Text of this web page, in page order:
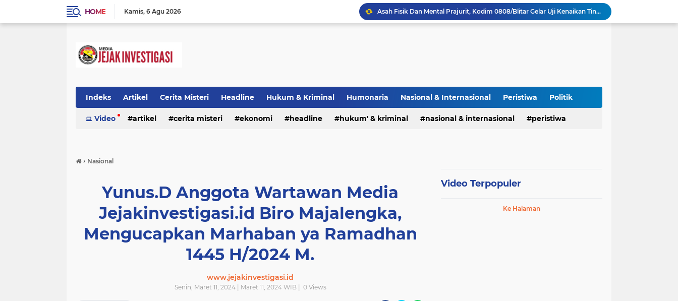
HOME Kamis 6 Agu 2026
Kasus Narkoba di Subang, Polisi Amankan 26 Tersangka Pengungkapan kasus narkoba Polres Subang
Cegah Makanan Terbuang, Koramil Sumberjaya dan BGN Alihkan Distribusi MBG ke Lokasi Latihan Paskibraka Palasah
RS Sumber Waras Ciwaringin Cirebon: Pasien Berobat Pakai BPJS di IGD Dipaksa Bayar Umum, Dokter Yusuf Bilang Tak Bisa Layani Meski Sudah Masuk Ruang Periksa
Indeks Artikel Cerita Misteri Headline Hukum & Kriminal Humonaria Nasional & Internasional Peristiwa Politik
Prestasi Ragam Info Seputar Daerah TNI & POLRI UU Pers
Video artikel cerita misteri ekonomi headline hukum' & kriminal nasional & internasional peristiwa
› Nasional
Yunus.D Anggota Wartawan Media
Jejakinvestigasi.id Biro Majalengka,
Mengucapkan Marhaban ya Ramadhan
1445 H/2024 M.
www.jejakinvestigasi.id
Senin, Maret 11, 2024 | Maret 11, 2024 WIB | 0Views
Video Terpopuler
Ke Halaman